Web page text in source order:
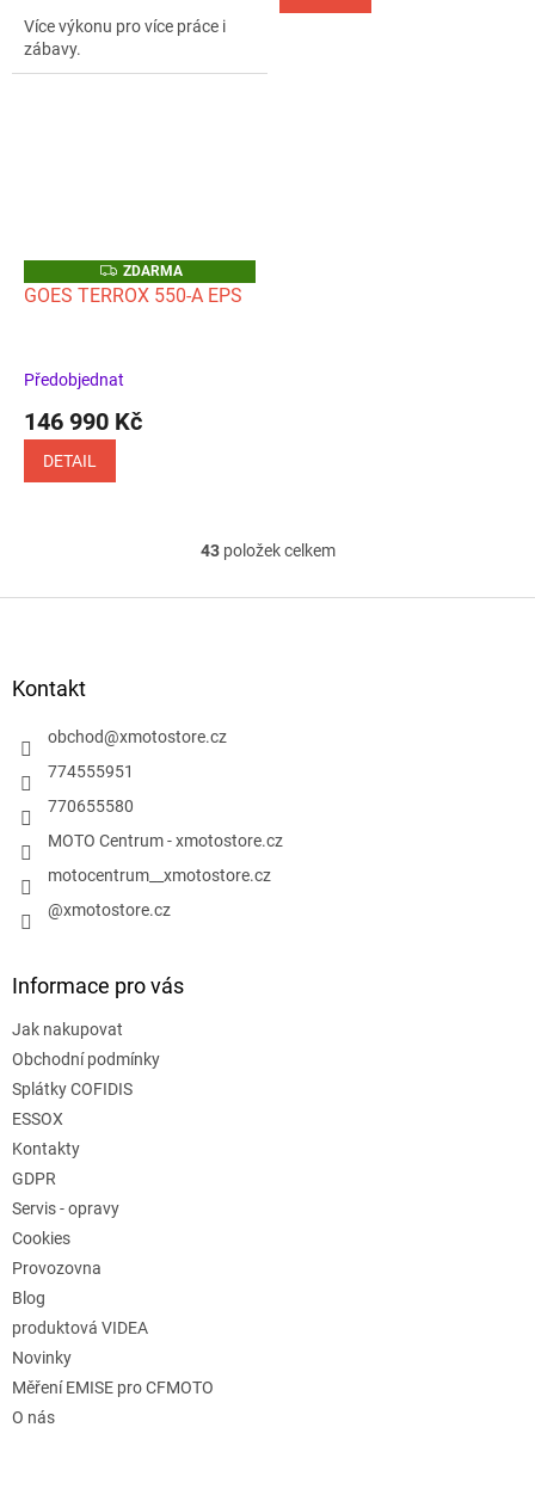
5
hvězdiček.
Více výkonu pro více práce i
zábavy.
Z
D
A
ZDARMA
GOES TERROX 550-A EPS
Předobjednat
146 990 Kč
DETAIL
O
l
y
ý
43položek celkem
Kontakt
obchod@xmotostore.cz
774555951
770655580
MOTO Centrum - xmotostore.cz
motocentrum__xmotostore.cz
@xmotostore.cz
Informace pro vás
Jak nakupovat
Obchodní podmínky
Splátky COFIDIS
ESSOX
Kontakty
GDPR
Servis - opravy
Cookies
Provozovna
Blog
produktová VIDEA
Novinky
Měření EMISE pro CFMOTO
O nás